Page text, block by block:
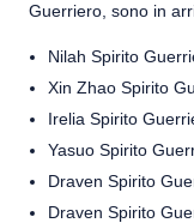
Guerriero, sono in
Nilah Spirito
Xin Zhao Spirito
Irelia Spirito
Yasuo Spirito
Draven Spirito
Draven Spirito